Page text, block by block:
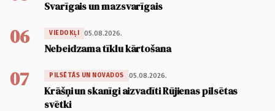
Svarīgais un mazsvarīgais
06 VIEDOKĻI 05.08.2026.
Nebeidzama tīklu kārtošana
07 PILSĒTĀS UN NOVADOS 05.08.2026.
Krāšņi un skanīgi aizvadīti Rūjienas pilsētas
svētki